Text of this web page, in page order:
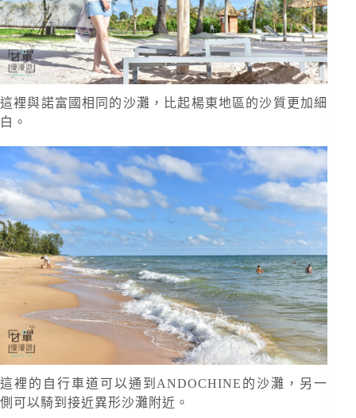
這裡與諾富國相同的沙灘，比起楊東地區的沙質更加細
白。
這裡的自行車道可以通到ANDOCHINE的沙灘，另一
側可以騎到接近異形沙灘附近。